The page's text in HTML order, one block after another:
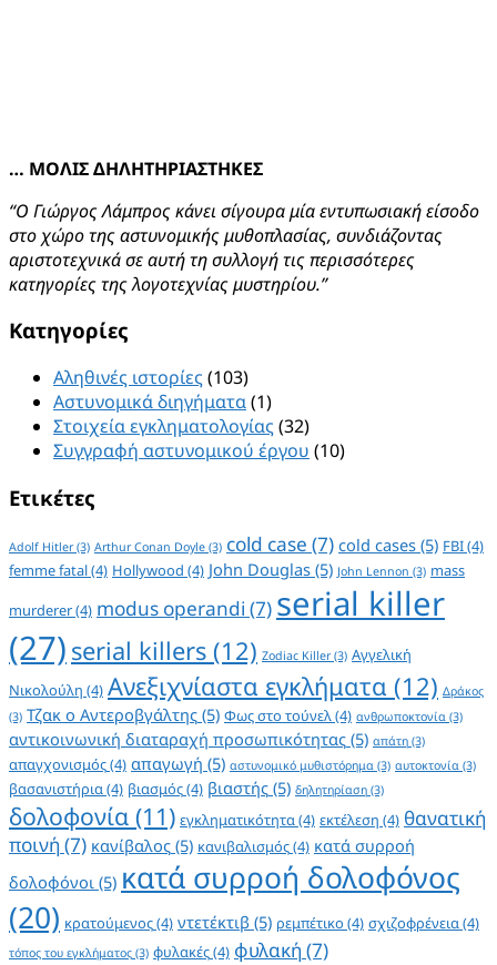
… ΜΟΛΙΣ ΔΗΛΗΤΗΡΙΑΣΤΗΚΕΣ
“Ο Γιώργος Λάμπρος κάνει σίγουρα μία εντυπωσιακή είσοδο
στο χώρο της αστυνομικής μυθοπλασίας, συνδιάζοντας
αριστοτεχνικά σε αυτή τη συλλογή τις περισσότερες
κατηγορίες της λογοτεχνίας μυστηρίου.”
Kατηγορίες
Αληθινές ιστορίες (103)
Αστυνομικά διηγήματα(1)
Στοιχεία εγκληματολογίας (32)
Συγγραφή αστυνομικού έργου (10)
Ετικέτες
Adolf Hitler(3) Arthur Conan Doyle (3) cold case (7) cold cases (5) FBI(4)
femme fatal(4) Hollywood (4) John Douglas (5) John Lennon (3) mass
murderer(4) modus operandi (7) serial killer
(27) serial killers (12) Zodiac Killer(3) Αγγελική
Νικολούλη (4) Ανεξιχνίαστα εγκλήματα (12) Δράκος
(3) Τζακ ο Αντεροβγάλτης (5) Φως στο τούνελ(4) ανθρωποκτονία (3)
αντικοινωνική διαταραχή προσωπικότητας (5) απάτη (3)
απαγχονισμός(4) απαγωγή (5) αστυνομικό μυθιστόρημα (3) αυτοκτονία (3)
βασανιστήρια(4) βιασμός(4) βιαστής (5) δηλητηρίαση (3)
δολοφονία (11) εγκληματικότητα(4) εκτέλεση (4) θανατική
ποινή (7) κανίβαλος (5) κανιβαλισμός(4) κατά συρροή
δολοφόνοι (5) κατά συρροή δολοφόνος
(20) κρατούμενος(4) ντετέκτιβ (5) ρεμπέτικο (4) σχιζοφρένεια(4)
τόπος του εγκλήματος (3) φυλακές(4) φυλακή (7)